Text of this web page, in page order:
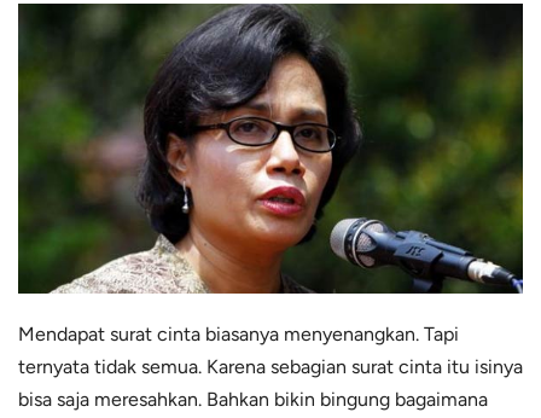
Mendapat surat cinta biasanya menyenangkan. Tapi
ternyata tidak semua. Karena sebagian surat cinta itu isinya
bisa saja meresahkan. Bahkan bikin bingung bagaimana